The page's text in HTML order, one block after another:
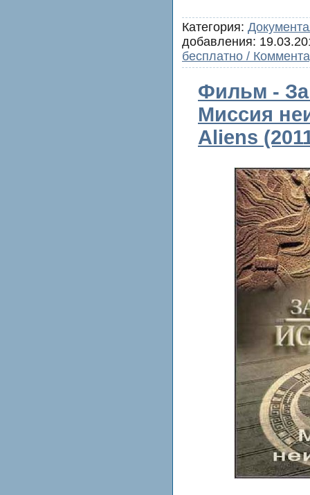
Категория:
добавления:
бесплатно /
Фильм -
Миссия
Aliens